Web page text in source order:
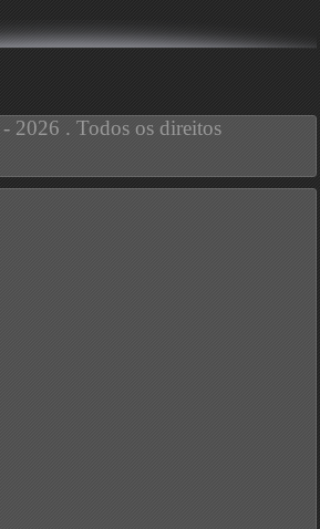
2026 . Todos os direitos